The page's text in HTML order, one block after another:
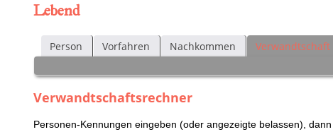
Lebend
Person Vorfahren Nachkommen Verwandtschaft
Verwandtschaftsrechner
Personen-Kennungen eingeben (oder angezeigte belassen),